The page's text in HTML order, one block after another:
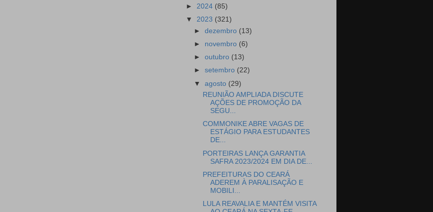
► 2024 (85)
▼ 2023 (321)
►dezembro (13)
► novembro (6)
►outubro (13)
►setembro (22)
▼agosto (29)
REUNIÃO AMPLIADA DISCUTE
AÇÕES DE PROMOÇÃO DA
SEGU...
COMMONIKE ABRE VAGAS DE
ESTÁGIO PARA ESTUDANTES
DE...
PORTEIRAS LANÇA GARANTIA
SAFRA 2023/2024 EM DIA DE...
PREFEITURAS DO CEARÁ
ADEREM À PARALISAÇÃO E
MOBILI...
LULA REAVALIA E MANTÉM VISITA